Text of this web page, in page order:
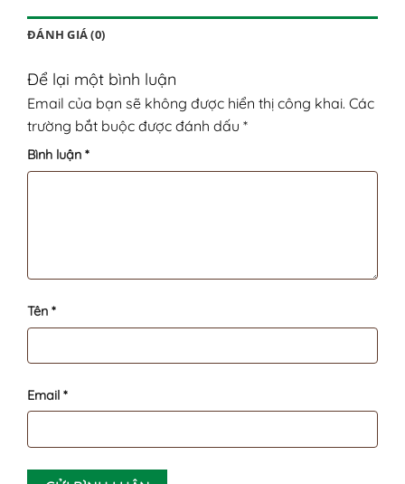
ĐÁNH GIÁ (0)
Để lại một bình luận
Email của bạn sẽ không được hiển thị công khai. Các
trường bắt buộc được đánh dấu *
Bình luận *
Tên *
Email *